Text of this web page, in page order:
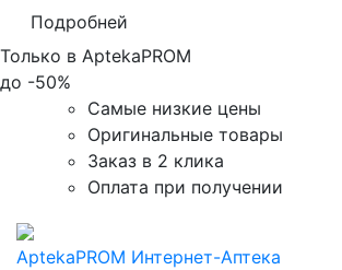
Подробней
Только в AptekaPROM
до -50%
Самые низкие цены
Оригинальные товары
Заказ в 2 клика
Оплата при получении
AptekaPROM Интернет-Аптека